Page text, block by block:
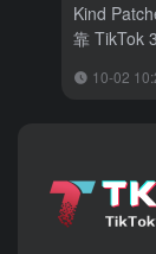
Kind
靠 TikTok
10-02